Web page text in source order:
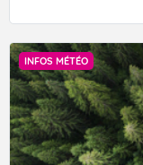
INFOS MÉTÉO